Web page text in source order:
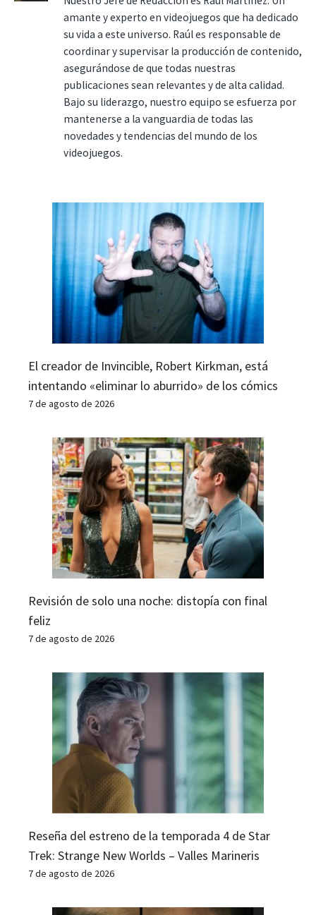
amante y experto en videojuegos que ha dedicado
su vida a este universo. Raúl es responsable de
coordinar y supervisar la producción de contenido,
asegurándose de que todas nuestras
publicaciones sean relevantes y de alta calidad.
Bajo su liderazgo, nuestro equipo se esfuerza por
mantenerse a la vanguardia de todas las
novedades y tendencias del mundo de los
videojuegos.
El creador de Invincible, Robert Kirkman, está
intentando «eliminar lo aburrido» de los cómics
7 de agosto de 2026
Revisión de solo una noche: distopía con final
feliz
7 de agosto de 2026
Reseña del estreno de la temporada 4 de Star
Trek: Strange New Worlds – Valles Marineris
7 de agosto de 2026